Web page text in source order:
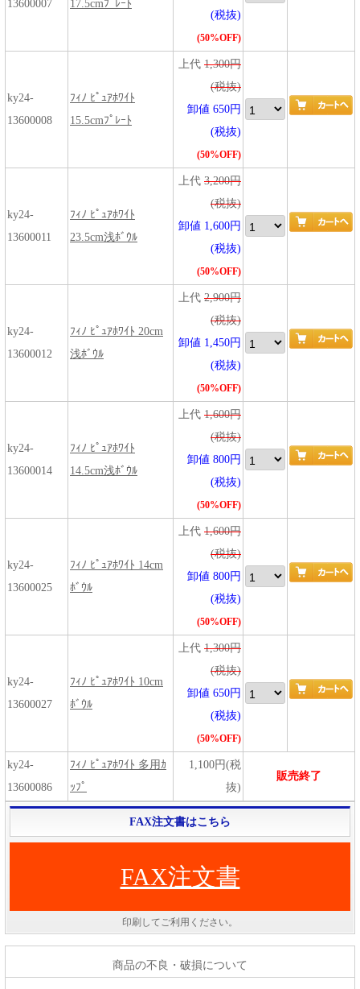
13600007
17.5cmﾌﾟﾚｰﾄ
(税抜)
(50%OFF)
ky24-
13600008
ﾌｨﾉ ﾋﾟｭｱﾎﾜｲﾄ
15.5cmﾌﾟﾚｰﾄ
上代 1,300円
(税抜)
卸値 650円
(税抜)
(50%OFF)
ky24-
13600011
ﾌｨﾉ ﾋﾟｭｱﾎﾜｲﾄ
23.5cm浅ﾎﾞｳﾙ
上代 3,200円
(税抜)
卸値 1,600円
(税抜)
(50%OFF)
ky24-
13600012
ﾌｨﾉ ﾋﾟｭｱﾎﾜｲﾄ 20cm
浅ﾎﾞｳﾙ
上代 2,900円
(税抜)
卸値 1,450円
(税抜)
(50%OFF)
ky24-
13600014
ﾌｨﾉ ﾋﾟｭｱﾎﾜｲﾄ
14.5cm浅ﾎﾞｳﾙ
上代 1,600円
(税抜)
卸値 800円
(税抜)
(50%OFF)
ky24-
13600025
ﾌｨﾉ ﾋﾟｭｱﾎﾜｲﾄ 14cm
ﾎﾞｳﾙ
上代 1,600円
(税抜)
卸値 800円
(税抜)
(50%OFF)
ky24-
13600027
ﾌｨﾉ ﾋﾟｭｱﾎﾜｲﾄ 10cm
ﾎﾞｳﾙ
上代 1,300円
(税抜)
卸値 650円
(税抜)
(50%OFF)
ky24-
13600086
ﾌｨﾉ ﾋﾟｭｱﾎﾜｲﾄ 多用ｶ
ｯﾌﾟ
1,100円(税
抜)
販売終了
FAX注文書はこちら
FAX注文書
印刷してご利用ください。
商品の不良・破損について